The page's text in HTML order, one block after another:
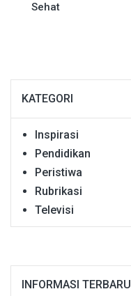
Sehat
KATEGORI
Inspirasi
Pendidikan
Peristiwa
Rubrikasi
Televisi
INFORMASI TERBARU